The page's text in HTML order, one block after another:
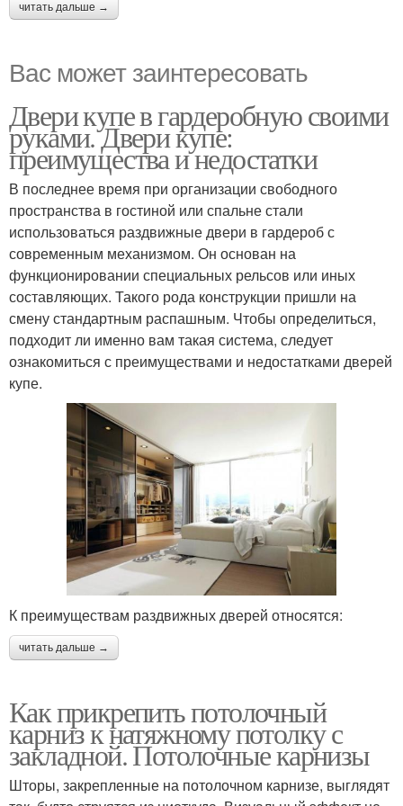
читать дальше →
Вас может заинтересовать
Двери купе в гардеробную своими
руками. Двери купе:
преимущества и недостатки
В последнее время при организации свободного
пространства в гостиной или спальне стали
использоваться раздвижные двери в гардероб с
современным механизмом. Он основан на
функционировании специальных рельсов или иных
составляющих. Такого рода конструкции пришли на
смену стандартным распашным. Чтобы определиться,
подходит ли именно вам такая система, следует
ознакомиться с преимуществами и недостатками дверей
купе.
К преимуществам раздвижных дверей относятся:
читать дальше →
Как прикрепить потолочный
карниз к натяжному потолку с
закладной. Потолочные карнизы
Шторы, закрепленные на потолочном карнизе, выглядят